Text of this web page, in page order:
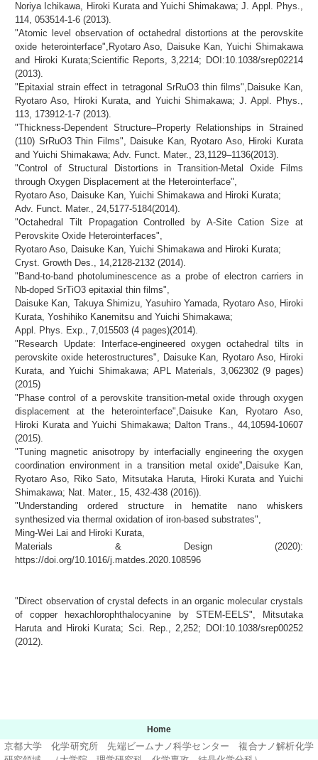
Noriya Ichikawa, Hiroki Kurata and Yuichi Shimakawa; J. Appl. Phys.,
114, 053514-1-6 (2013).
"Atomic level observation of octahedral distortions at the perovskite
oxide heterointerface",Ryotaro Aso, Daisuke Kan, Yuichi Shimakawa
and Hiroki Kurata;Scientific Reports, 3,2214; DOI:10.1038/srep02214
(2013).
"Epitaxial strain effect in tetragonal SrRuO3 thin films",Daisuke Kan,
Ryotaro Aso, Hiroki Kurata, and Yuichi Shimakawa; J. Appl. Phys.,
113, 173912-1-7 (2013).
"Thickness-Dependent Structure–Property Relationships in Strained
(110) SrRuO3 Thin Films", Daisuke Kan, Ryotaro Aso, Hiroki Kurata
and Yuichi Shimakawa; Adv. Funct. Mater., 23,1129–1136(2013).
"Control of Structural Distortions in Transition-Metal Oxide Films
through Oxygen Displacement at the Heterointerface",
Ryotaro Aso, Daisuke Kan, Yuichi Shimakawa and Hiroki Kurata;
Adv. Funct. Mater., 24,5177-5184(2014).
"Octahedral Tilt Propagation Controlled by A‑Site Cation Size at
Perovskite Oxide Heterointerfaces",
Ryotaro Aso, Daisuke Kan, Yuichi Shimakawa and Hiroki Kurata;
Cryst. Growth Des., 14,2128-2132 (2014).
"Band-to-band photoluminescence as a probe of electron carriers in
Nb-doped SrTiO3 epitaxial thin films",
Daisuke Kan, Takuya Shimizu, Yasuhiro Yamada, Ryotaro Aso, Hiroki
Kurata, Yoshihiko Kanemitsu and Yuichi Shimakawa;
Appl. Phys. Exp., 7,015503 (4 pages)(2014).
"Research Update: Interface-engineered oxygen octahedral tilts in
perovskite oxide heterostructures", Daisuke Kan, Ryotaro Aso, Hiroki
Kurata, and Yuichi Shimakawa; APL Materials, 3,062302 (9 pages)
(2015)
"Phase control of a perovskite transition-metal oxide through oxygen
displacement at the heterointerface",Daisuke Kan, Ryotaro Aso,
Hiroki Kurata and Yuichi Shimakawa; Dalton Trans., 44,10594-10607
(2015).
"Tuning magnetic anisotropy by interfacially engineering the oxygen
coordination environment in a transition metal oxide",Daisuke Kan,
Ryotaro Aso, Riko Sato, Mitsutaka Haruta, Hiroki Kurata and Yuichi
Shimakawa; Nat. Mater., 15, 432-438 (2016)).
"Understanding ordered structure in hematite nano whiskers
synthesized via thermal oxidation of iron-based substrates",
Ming-Wei Lai and Hiroki Kurata,
Materials & Design (2020):
https://doi.org/10.1016/j.matdes.2020.108596
"Direct observation of crystal defects in an organic molecular crystals
of copper hexachlorophthalocyanine by STEM-EELS", Mitsutaka
Haruta and Hiroki Kurata; Sci. Rep., 2,252; DOI:10.1038/srep00252
(2012).
Home
京都大学 化学研究所 先端ビームナノ科学センター 複合ナノ解析化学